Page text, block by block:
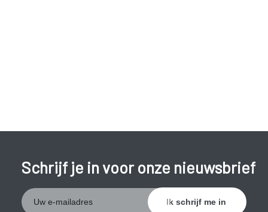
Schrijf je in voor onze nieuwsbrief